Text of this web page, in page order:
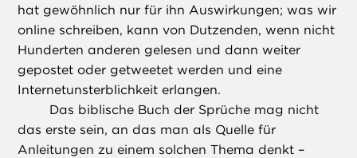
hat gewöhnlich nur für ihn Auswirkungen; was wir
online schreiben, kann von Dutzenden, wenn nicht
Hunderten anderen gelesen und dann weiter
gepostet oder getweetet werden und eine
Internetunsterblichkeit erlangen.
Das biblische Buch der Sprüche mag nicht
das erste sein, an das man als Quelle für
Anleitungen zu einem solchen Thema denkt –